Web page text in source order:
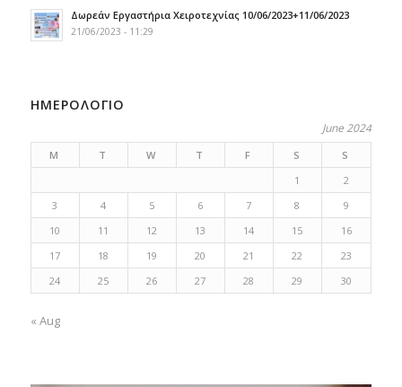
Δωρεάν Εργαστήρια Χειροτεχνίας 10/06/2023+11/06/2023
21/06/2023 - 11:29
ΗΜΕΡΟΛΟΓΙΟ
June 2024
M T W T F S
S
1
2
3
4 5 6 7 8
9
10
11 12 13 14 15
16
17
18 19 20 21 22
23
24
25 26 27 28 29 30
« Aug